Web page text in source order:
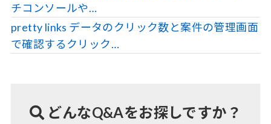
チコンソールや…
pretty links データのクリック数と案件の管理画面
で確認するクリック…
どんなQ&Aをお探しですか？